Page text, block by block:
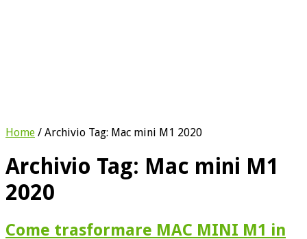
Home / Archivio Tag: Mac mini M1 2020
Archivio Tag: Mac mini M1
2020
Come trasformare MAC MINI M1 in